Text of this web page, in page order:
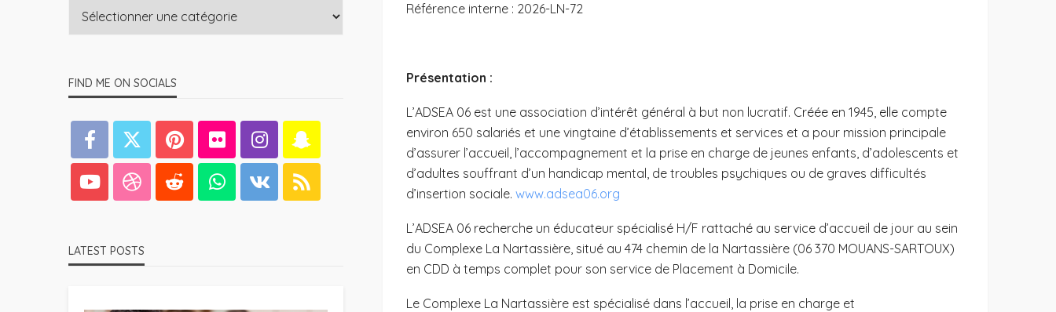
Référence interne : 2026-LN-72
Présentation :
L’ADSEA 06 est une association d’intérêt général à but non lucratif. Créée en 1945, elle compte
environ 650 salariés et une vingtaine d’établissements et services et a pour mission principale
d’assurer l’accueil, l’accompagnement et la prise en charge de jeunes enfants, d’adolescents et
d’adultes souffrant d’un handicap mental, de troubles psychiques ou de graves difficultés
d’insertion sociale. www.adsea06.org
L’ADSEA 06 recherche un éducateur spécialisé H/F rattaché au service d’accueil de jour au sein
du Complexe La Nartassière, situé au 474 chemin de la Nartassière (06 370 MOUANS-SARTOUX)
en CDD à temps complet pour son service de Placement à Domicile.
Le Complexe La Nartassière est spécialisé dans l’accueil, la prise en charge et
FIND ME ON SOCIALS
LATEST POSTS